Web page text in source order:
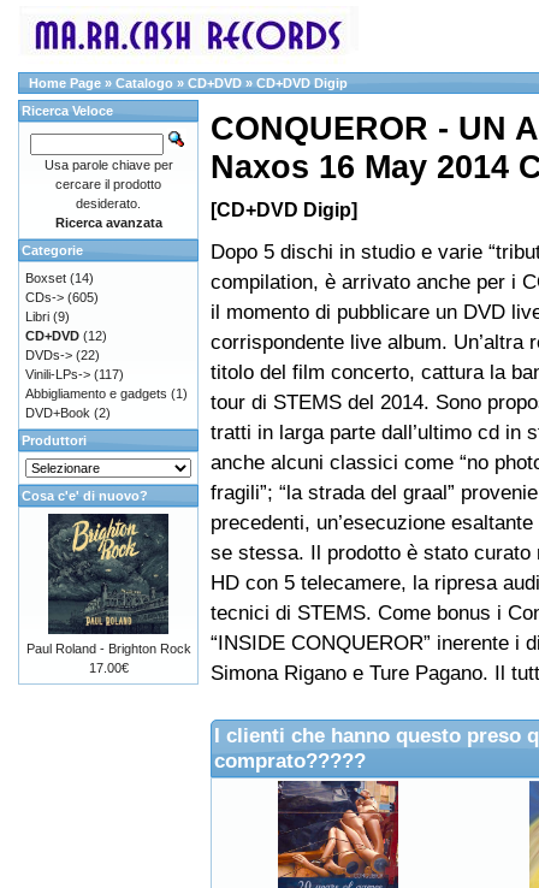
Home Page » Catalogo » CD+DVD » CD+DVD Digip
CONQUEROR - UN
Naxos 16 May 2014
[CD+DVD Digip]
Dopo 5 dischi in studio e varie
compilation, è arrivato anche per i
il momento di pubblicare un DVD
corrispondente live album. Un’altra
titolo del film concerto, cattura la
tour di STEMS del 2014. Sono
tratti in larga parte dall’ultimo cd in
anche alcuni classici come “no
fragili”; “la strada del graal”
precedenti, un’esecuzione
se stessa. Il prodotto è stato
HD con 5 telecamere, la ripresa
tecnici di STEMS. Come bonus i
“INSIDE CONQUEROR” inerente i
Simona Rigano e Ture Pagano. Il
I clienti che hanno questo preso
comprato?????
Ricerca Veloce
Usa parole chiave per
cercare il prodotto
desiderato.
Ricerca avanzata
Categorie
Boxset (14)
CDs-> (605)
Libri (9)
CD+DVD (12)
DVDs-> (22)
Vinili-LPs-> (117)
Abbigliamento e gadgets (1)
DVD+Book (2)
Produttori
Cosa c'e' di nuovo?
Paul Roland - Brighton Rock
17.00€